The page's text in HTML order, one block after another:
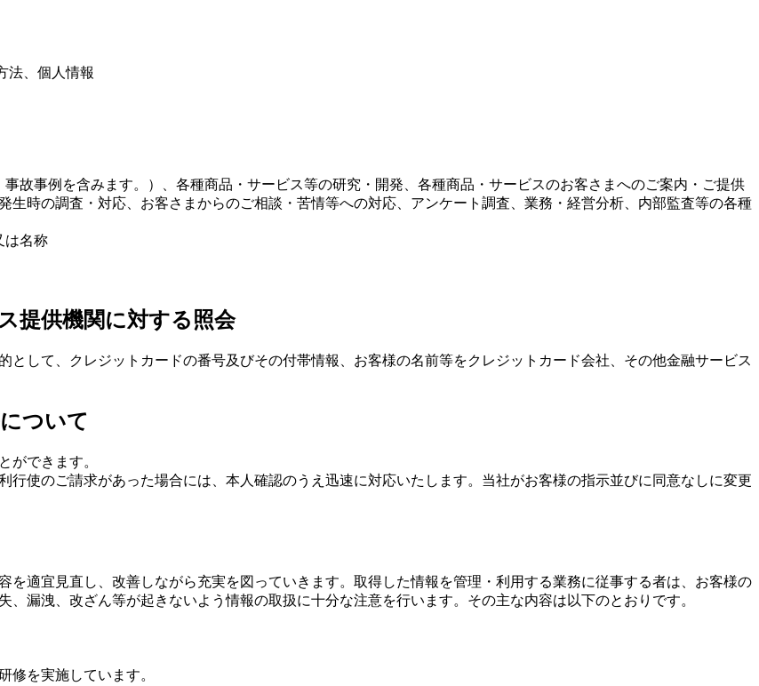
法、個人情報
故事例を含みます。）、各種商品・サービス等の研究・開発、各種商品・サービスのお客さまへのご案内・ご提供
時の調査・対応、お客さまからのご相談・苦情等への対応、アンケート調査、業務・経営分析、内部監査等の各種
は名称
提供機関に対する照会
して、クレジットカードの番号及びその付帯情報、お客様の名前等をクレジットカード会社、その他金融サービス
ついて
ができます。
行使のご請求があった場合には、本人確認のうえ迅速に対応いたします。当社がお客様の指示並びに同意なしに変更
適宜見直し、改善しながら充実を図っていきます。取得した情報を管理・利用する業務に従事する者は、お客様の
漏洩、改ざん等が起きないよう情報の取扱に十分な注意を行います。その主な内容は以下のとおりです。
修を実施しています。